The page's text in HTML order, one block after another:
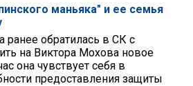
маньяка" и ее семья
ранее обратилась в СК с
на Виктора Мохова новое
она чувствует себя в
предоставления защиты